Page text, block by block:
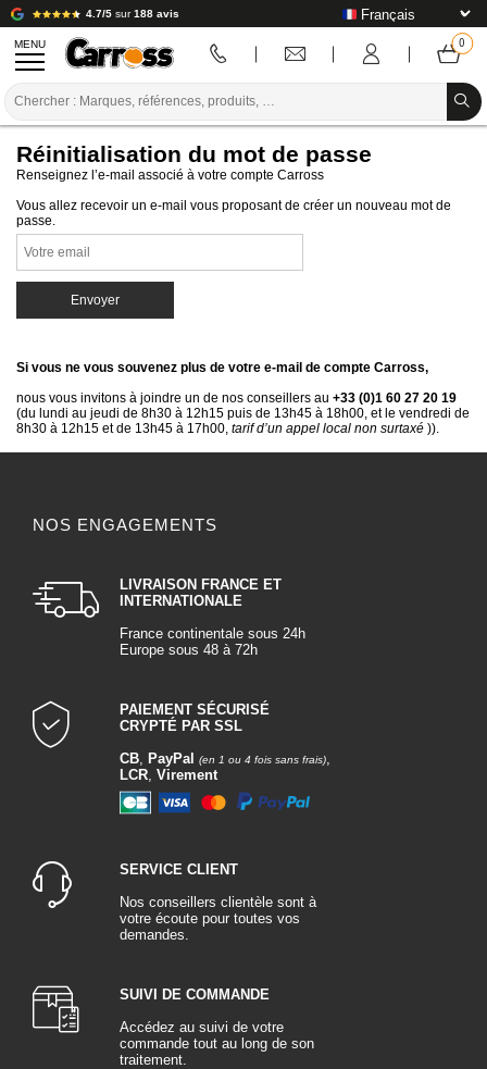
4.7/5 sur188 avis
MENU
PREPARATION / PEINTURE / FINITION
CONSOMMABLE CARROSSERIE
CODE COULEUR
MARQUES
INSTALLATION LABO
QUI SOMMES NOUS ?
Réinitialisation du mot de passe
Renseignez l’e-mail associé à votre compte Carross
Vous allez recevoir un e-mail vous proposant de créer un nouveau mot de
passe.
Si vous ne vous souvenez plus de votre e-mail de compte Carross,
nous vous invitons à joindre un de nos conseillers au +33 (0)1 60 27 20 19
(du lundi au jeudi de 8h30 à 12h15 puis de 13h45 à 18h00, et le vendredi de
8h30 à 12h15 et de 13h45 à 17h00, tarif d’un appel local non surtaxé )).
NOS ENGAGEMENTS
LIVRAISON FRANCE ET
INTERNATIONALE
France continentale sous 24h
Europe sous 48 à 72h
PAIEMENT SÉCURISÉ
CRYPTÉ PAR SSL
CB, PayPal (en 1 ou 4 fois sans frais),
LCR, Virement
SERVICE CLIENT
Nos conseillers clientèle sont à
votre écoute pour toutes vos
demandes.
SUIVI DE COMMANDE
Accédez au suivi de votre
commande tout au long de son
traitement.